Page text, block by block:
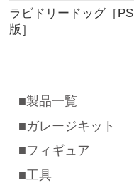
ラビドリードッグ［PS
版］
製品一覧
ガレージキット
フィギュア
工具